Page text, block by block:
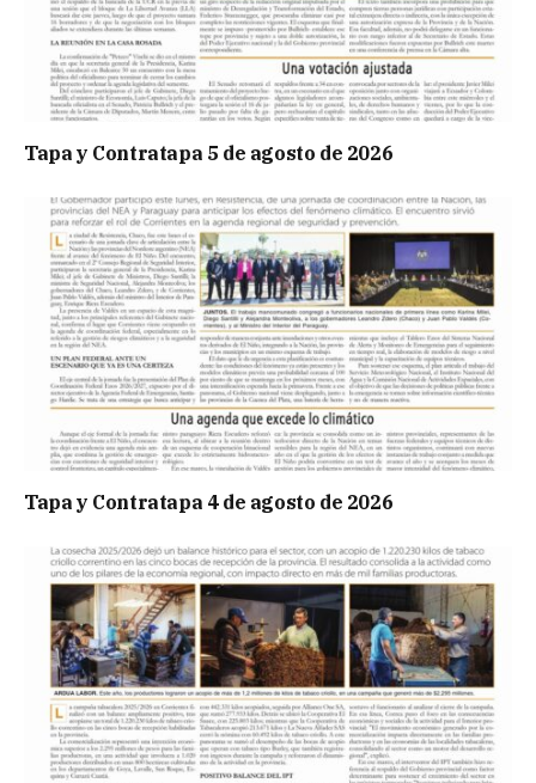
Tapa y Contratapa 5 de agosto de 2026
Tapa y Contratapa 4 de agosto de 2026